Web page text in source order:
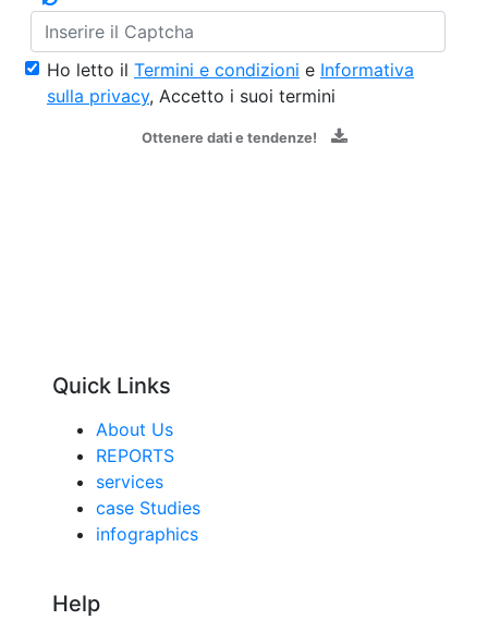
Ho letto il Termini e condizioni e Informativa
sulla privacy, Accetto i suoi termini
Ottenere dati e tendenze!
Quick Links
About Us
REPORTS
services
case Studies
infographics
Help